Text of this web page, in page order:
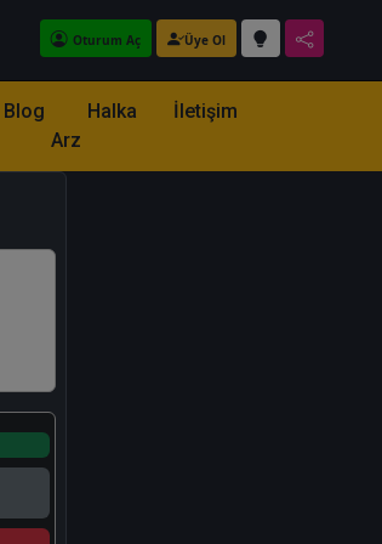
Oturum Aç Üye Ol
Blog
Halka
Arz
İletişim